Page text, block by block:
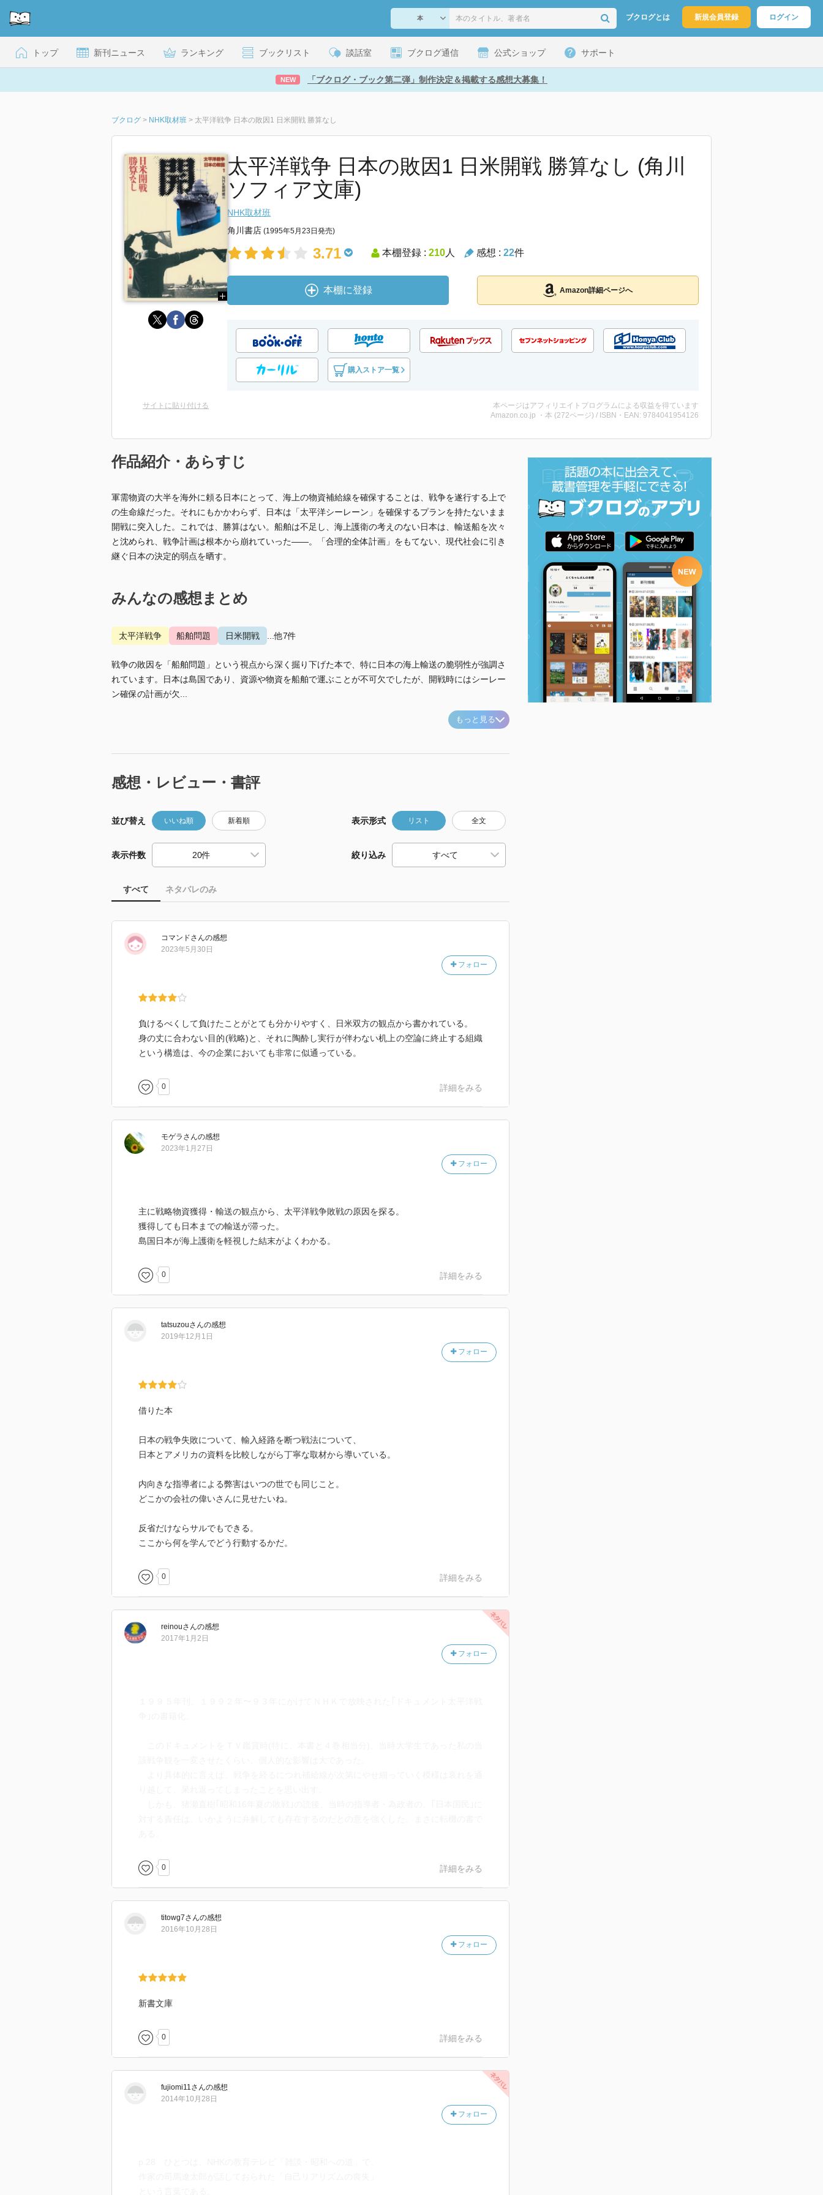
ブクログとは 新規会員登録 ログイン
トップ 新刊ニュース ランキング ブックリスト 談話室 ブクログ通信 公式ショップ サポート
NEW 「ブクログ・ブック第二弾」制作決定＆掲載する感想大募集！
ブクログ > NHK取材班 > 太平洋戦争 日本の敗因1 日米開戦 勝算なし
太平洋戦争 日本の敗因1 日米開戦 勝算なし (角川
ソフィア文庫)
NHK取材班
角川書店 (1995年5月23日発売)
3.71 本棚登録 : 210人 感想 : 22件
本棚に登録 Amazon詳細ページへ
購入ストア一覧
サイトに貼り付ける
本ページはアフィリエイトプログラムによる収益を得ています
Amazon.co.jp ・本 (272ページ) / ISBN・EAN: 9784041954126
作品紹介・あらすじ
軍需物資の大半を海外に頼る日本にとって、海上の物資補給線を確保することは、戦争を遂行する上で
の生命線だった。それにもかかわらず、日本は「太平洋シーレーン」を確保するプランを持たないまま
開戦に突入した。これでは、勝算はない。船舶は不足し、海上護衛の考えのない日本は、輸送船を次々
と沈められ、戦争計画は根本から崩れていった――。「合理的全体計画」をもてない、現代社会に引き
継ぐ日本の決定的弱点を晒す。
みんなの感想まとめ
太平洋戦争 船舶問題 日米開戦 ...他7件
戦争の敗因を「船舶問題」という視点から深く掘り下げた本で、特に日本の海上輸送の脆弱性が強調さ
れています。日本は島国であり、資源や物資を船舶で運ぶことが不可欠でしたが、開戦時にはシーレー
ン確保の計画が欠...
もっと見る
感想・レビュー・書評
並び替え いいね順 新着順 表示形式 リスト 全文
表示件数 絞り込み
すべて ネタバレのみ
コマンドさんの感想
フォロー
2023年5月30日
負けるべくして負けたことがとても分かりやすく、日米双方の観点から書かれている。
身の丈に合わない目的(戦略)と、それに陶酔し実行が伴わない机上の空論に終止する組織
という構造は、今の企業においても非常に似通っている。
0 詳細をみる
モゲラ さんの感想
フォロー
2023年1月27日
主に戦略物資獲得・輸送の観点から、太平洋戦争敗戦の原因を探る。
獲得しても日本までの輸送が滞った。
島国日本が海上護衛を軽視した結末がよくわかる。
0 詳細をみる
tatsuzouさんの感想
フォロー
2019年12月1日
借りた本
日本の戦争失敗について、輸入経路を断つ戦法について、
日本とアメリカの資料を比較しながら丁寧な取材から導いている。
内向きな指導者による弊害はいつの世でも同じこと。
どこかの会社の偉いさんに見せたいね。
反省だけならサルでもできる。
ここから何を学んでどう行動するかだ。
0 詳細をみる
reinouさんの感想
フォロー
2017年1月2日
0 詳細をみる
titowg7さんの感想
フォロー
2016年10月28日
新書文庫
0 詳細をみる
fujiomi11さんの感想
フォロー
2014年10月28日